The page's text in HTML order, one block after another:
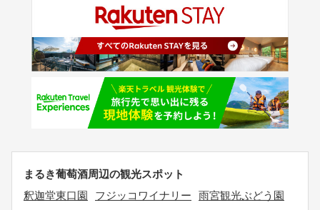
まるき葡萄酒周辺の観光スポット
釈迦堂東口園
フジッコワイナリー
雨宮観光ぶどう園